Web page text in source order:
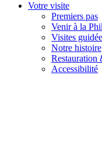
Votre visite
Premiers pas
Venir à la
Visites
Notre histoire
Restauration
Accessibilité